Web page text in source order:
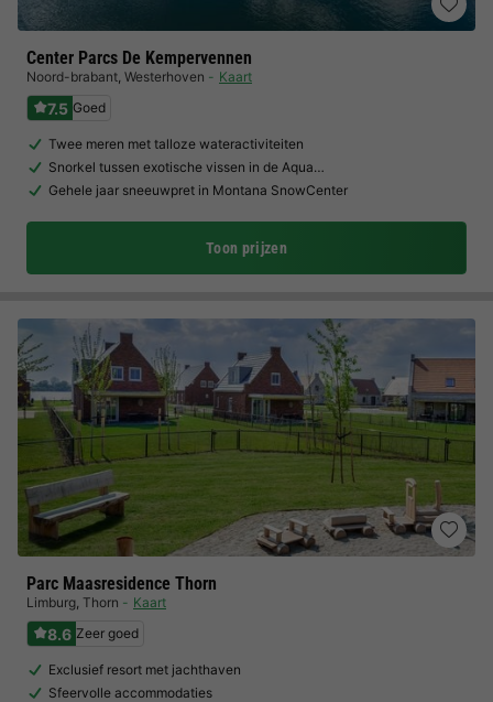
Center Parcs De Kempervennen
Noord-brabant, Westerhoven Kaart
7.5 Goed
Twee meren met talloze wateractiviteiten
Snorkel tussen exotische vissen in de Aqua…
Gehele jaar sneeuwpret in Montana SnowCenter
Toon prijzen
Parc Maasresidence Thorn
Limburg, Thorn Kaart
8.6 Zeer goed
Exclusief resort met jachthaven
Sfeervolle accommodaties